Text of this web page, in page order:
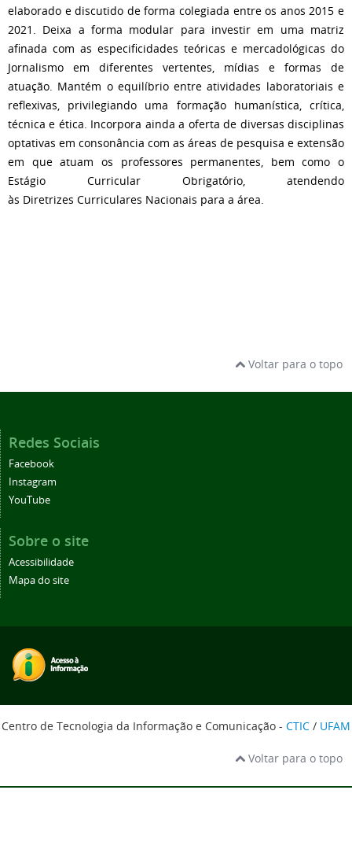
elaborado e discutido de forma colegiada entre os anos 2015 e
2021. Deixa a forma modular para investir em uma matriz
afinada com as especificidades teóricas e mercadológicas do
Jornalismo em diferentes vertentes, mídias e formas de
atuação. Mantém o equilíbrio entre atividades laboratoriais e
reflexivas, privilegiando uma formação humanística, crítica,
técnica e ética. Incorpora ainda a oferta de diversas disciplinas
optativas em consonância com as áreas de pesquisa e extensão
em que atuam os professores permanentes, bem como o
Estágio Curricular Obrigatório, atendendo
às Diretrizes Curriculares Nacionais para a área.
Voltar para o topo
Redes Sociais
Facebook
Instagram
YouTube
Sobre o site
Acessibilidade
Mapa do site
Centro de Tecnologia da Informação e Comunicação - CTIC / UFAM
Voltar para o topo